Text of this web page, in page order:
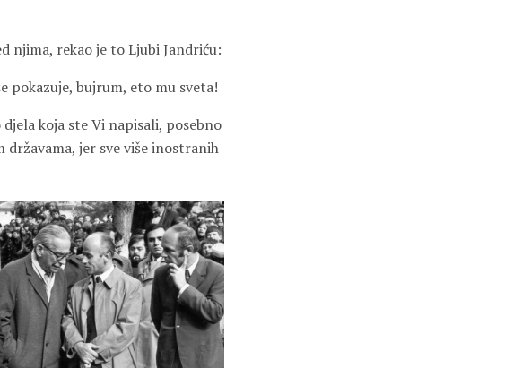
njima, rekao je to Ljubi Jandriću:
pokazuje, bujrum, eto mu sveta!
koja ste Vi napisali, posebno
državama, jer sve više inostranih